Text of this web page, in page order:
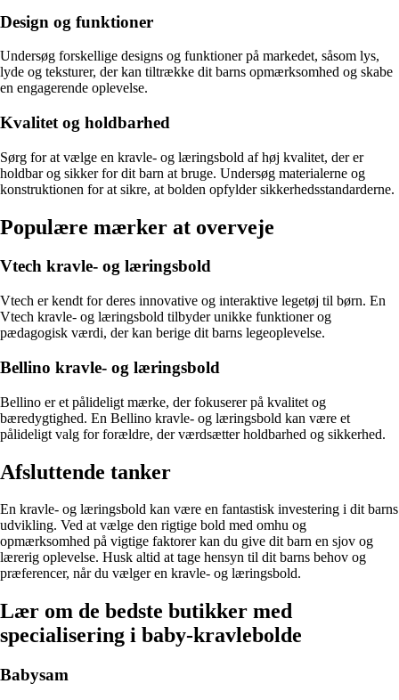
Design og funktioner
Undersøg forskellige designs og funktioner på markedet, såsom lys,
lyde og teksturer, der kan tiltrække dit barns opmærksomhed og skabe
en engagerende oplevelse.
Kvalitet og holdbarhed
Sørg for at vælge en kravle- og læringsbold af høj kvalitet, der er
holdbar og sikker for dit barn at bruge. Undersøg materialerne og
konstruktionen for at sikre, at bolden opfylder sikkerhedsstandarderne.
Populære mærker at overveje
Vtech kravle- og læringsbold
Vtech er kendt for deres innovative og interaktive legetøj til børn. En
Vtech kravle- og læringsbold tilbyder unikke funktioner og
pædagogisk værdi, der kan berige dit barns legeoplevelse.
Bellino kravle- og læringsbold
Bellino er et pålideligt mærke, der fokuserer på kvalitet og
bæredygtighed. En Bellino kravle- og læringsbold kan være et
pålideligt valg for forældre, der værdsætter holdbarhed og sikkerhed.
Afsluttende tanker
En kravle- og læringsbold kan være en fantastisk investering i dit barns
udvikling. Ved at vælge den rigtige bold med omhu og
opmærksomhed på vigtige faktorer kan du give dit barn en sjov og
lærerig oplevelse. Husk altid at tage hensyn til dit barns behov og
præferencer, når du vælger en kravle- og læringsbold.
Lær om de bedste butikker med
specialisering i baby-kravlebolde
Babysam